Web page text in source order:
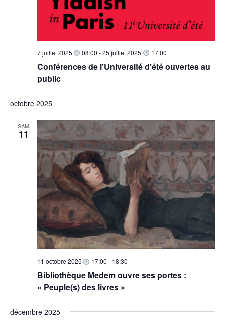
Conférences de l’Université d’été ouvertes au
public
7 juillet 2025 08:00 -25 juillet 2025 17:00
octobre 2025
SAM
11
Bibliothèque Medem ouvre ses portes :
« Peuple(s) des livres »
11 octobre 2025 17:00 - 18:30
décembre 2025